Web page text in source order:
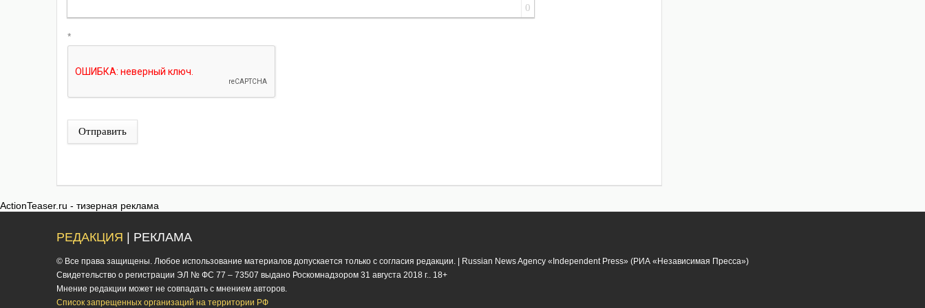
0
*
Отправить
ActionTeaser.ru - тизерная реклама
РЕДАКЦИЯ | РЕКЛАМА
© Все права защищены. Любое использование материалов допускается только с согласия редакции. | Russian News Agency «Independent Press» (РИА «Независимая Пресса»)
Cвидетельство о регистрации ЭЛ № ФС 77 – 73507 выдано Роскомнадзором 31 августа 2018 г.. 18+
Мнение редакции может не совпадать с мнением авторов.
Список запрещенных организаций на территории РФ